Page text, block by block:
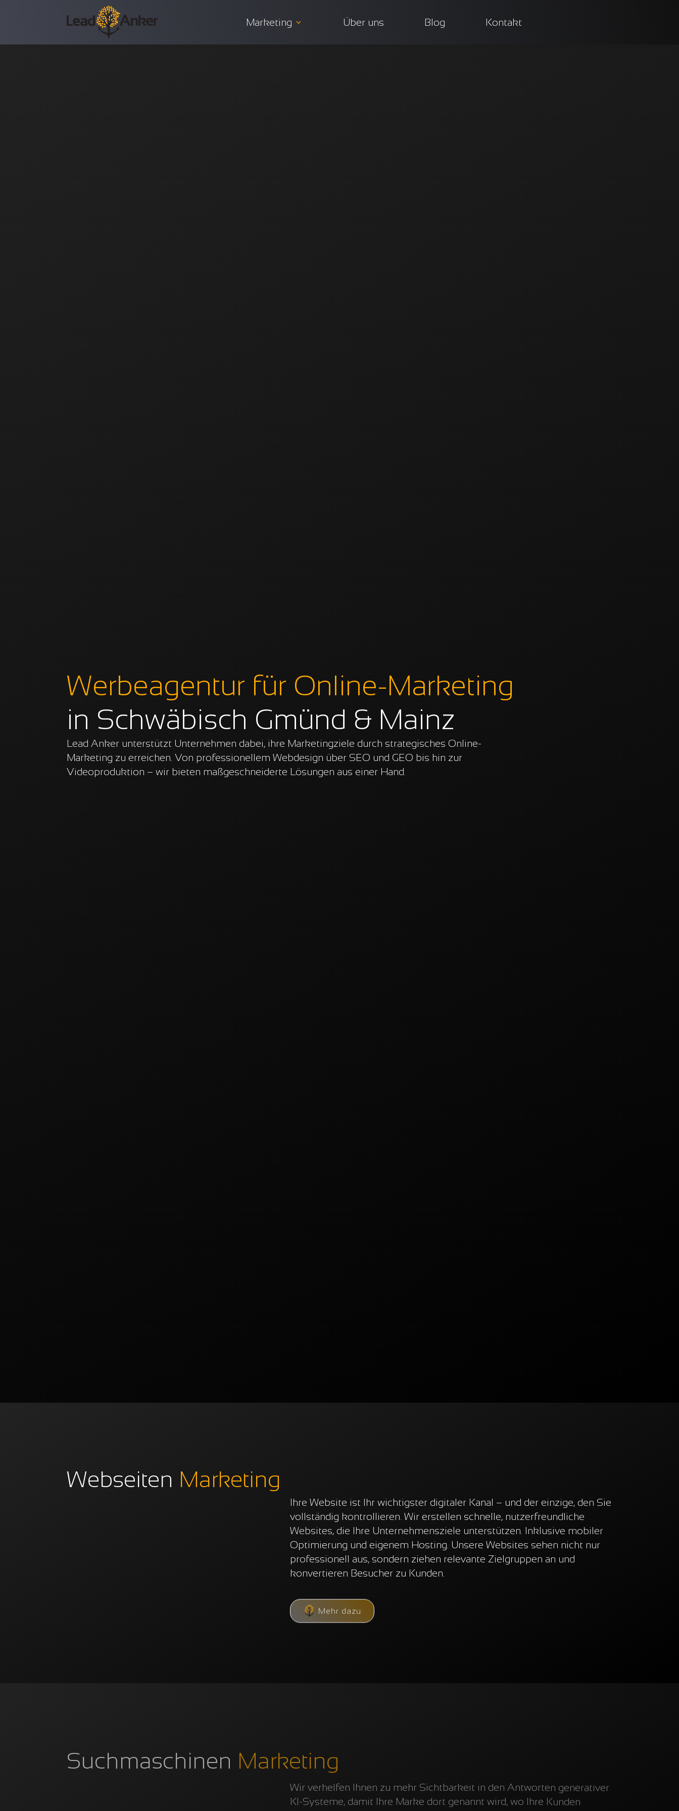
Marketing Über uns Blog Kontakt
Werbeagentur für Online-Marketing
in Schwäbisch Gmünd & Mainz
Lead Anker unterstützt Unternehmen dabei, ihre Marketingziele durch strategisches Online-
Marketing zu erreichen. Von professionellem Webdesign über SEO und GEO bis hin zur
Videoproduktion – wir bieten maßgeschneiderte Lösungen aus einer Hand.
Webseiten Marketing
Ihre Website ist Ihr wichtigster digitaler Kanal – und der einzige, den Sie
vollständig kontrollieren. Wir erstellen schnelle, nutzerfreundliche
Websites, die Ihre Unternehmensziele unterstützen. Inklusive mobiler
Optimierung und eigenem Hosting. Unsere Websites sehen nicht nur
professionell aus, sondern ziehen relevante Zielgruppen an und
konvertieren Besucher zu Kunden.
Mehr dazu
Suchmaschinen Marketing
Wir verhelfen Ihnen zu mehr Sichtbarkeit in den Antworten generativer
KI-Systeme, damit Ihre Marke dort genannt wird, wo Ihre Kunden